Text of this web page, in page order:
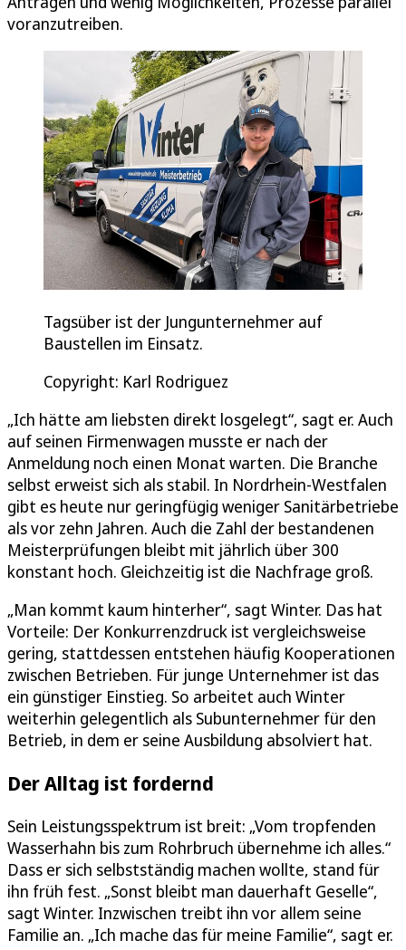
voranzutreiben.
Tagsüber ist der Jungunternehmer auf
Baustellen im Einsatz.
Copyright: Karl Rodriguez
„Ich hätte am liebsten direkt losgelegt“, sagt er. Auch
auf seinen Firmenwagen musste er nach der
Anmeldung noch einen Monat warten. Die Branche
selbst erweist sich als stabil. In Nordrhein-Westfalen
gibt es heute nur geringfügig weniger Sanitärbetriebe
als vor zehn Jahren. Auch die Zahl der bestandenen
Meisterprüfungen bleibt mit jährlich über 300
konstant hoch. Gleichzeitig ist die Nachfrage groß.
„Man kommt kaum hinterher“, sagt Winter. Das hat
Vorteile: Der Konkurrenzdruck ist vergleichsweise
gering, stattdessen entstehen häufig Kooperationen
zwischen Betrieben. Für junge Unternehmer ist das
ein günstiger Einstieg. So arbeitet auch Winter
weiterhin gelegentlich als Subunternehmer für den
Betrieb, in dem er seine Ausbildung absolviert hat.
Der Alltag ist fordernd
Sein Leistungsspektrum ist breit: „Vom tropfenden
Wasserhahn bis zum Rohrbruch übernehme ich alles.“
Dass er sich selbstständig machen wollte, stand für
ihn früh fest. „Sonst bleibt man dauerhaft Geselle“,
sagt Winter. Inzwischen treibt ihn vor allem seine
Familie an. „Ich mache das für meine Familie“, sagt er.